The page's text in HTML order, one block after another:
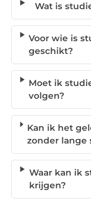
Wat is
Voor wie is
geschikt?
Moet ik
volgen?
Kan ik het
zonder lange
Waar kan ik
krijgen?